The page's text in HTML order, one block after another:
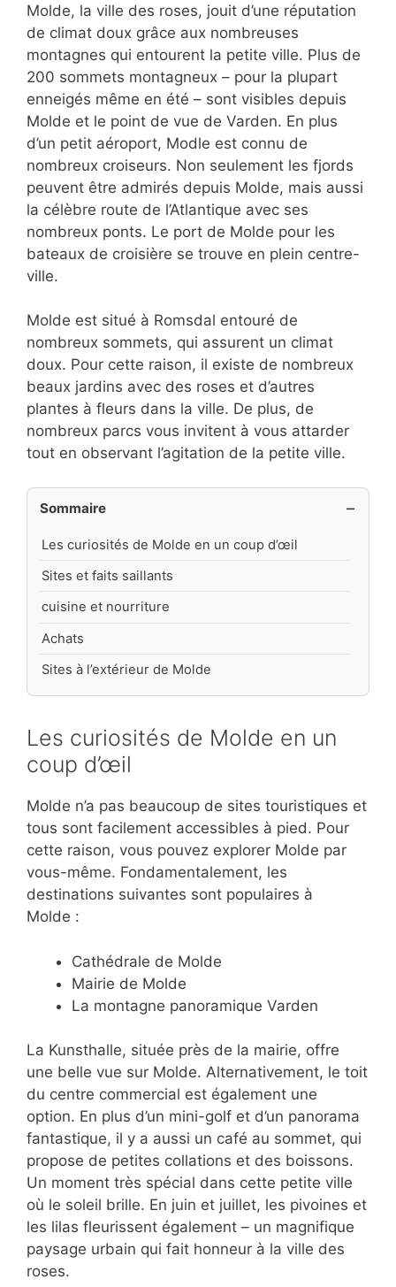
Molde, la ville des roses, jouit d’une réputation
de climat doux grâce aux nombreuses
montagnes qui entourent la petite ville. Plus de
200 sommets montagneux – pour la plupart
enneigés même en été – sont visibles depuis
Molde et le point de vue de Varden. En plus
d’un petit aéroport, Modle est connu de
nombreux croiseurs. Non seulement les fjords
peuvent être admirés depuis Molde, mais aussi
la célèbre route de l’Atlantique avec ses
nombreux ponts. Le port de Molde pour les
bateaux de croisière se trouve en plein centre-
ville.
Molde est situé à Romsdal entouré de
nombreux sommets, qui assurent un climat
doux. Pour cette raison, il existe de nombreux
beaux jardins avec des roses et d’autres
plantes à fleurs dans la ville. De plus, de
nombreux parcs vous invitent à vous attarder
tout en observant l’agitation de la petite ville.
Sommaire
Les curiosités de Molde en un coup d’œil
Sites et faits saillants
cuisine et nourriture
Achats
Sites à l’extérieur de Molde
Les curiosités de Molde en un
coup d’œil
Molde n’a pas beaucoup de sites touristiques et
tous sont facilement accessibles à pied. Pour
cette raison, vous pouvez explorer Molde par
vous-même. Fondamentalement, les
destinations suivantes sont populaires à
Molde :
Cathédrale de Molde
Mairie de Molde
La montagne panoramique Varden
La Kunsthalle, située près de la mairie, offre
une belle vue sur Molde. Alternativement, le toit
du centre commercial est également une
option. En plus d’un mini-golf et d’un panorama
fantastique, il y a aussi un café au sommet, qui
propose de petites collations et des boissons.
Un moment très spécial dans cette petite ville
où le soleil brille. En juin et juillet, les pivoines et
les lilas fleurissent également – un magnifique
paysage urbain qui fait honneur à la ville des
roses.